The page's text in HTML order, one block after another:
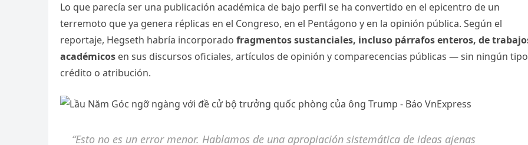
Lo que parecía ser una publicación académica de bajo perfil se ha convertido en el epicentro de un
terremoto que ya genera réplicas en el Congreso, en el Pentágono y en la opinión pública. Según el
reportaje, Hegseth habría incorporado fragmentos sustanciales, incluso párrafos enteros, de
académicos en sus discursos oficiales, artículos de opinión y comparecencias públicas — sin ningún
crédito o atribución.
“Esto no es un error menor. Hablamos de una apropiación sistemática de ideas ajenas